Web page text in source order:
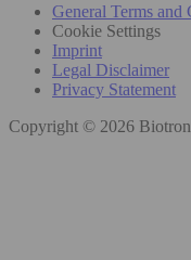
General Terms and
Cookie Settings
Imprint
Legal Disclaimer
Privacy Statement
Copyright © 2026